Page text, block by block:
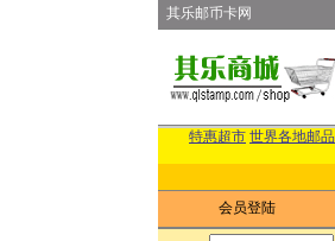
其乐邮币卡网
特惠超市 世界各地邮品
会员登陆